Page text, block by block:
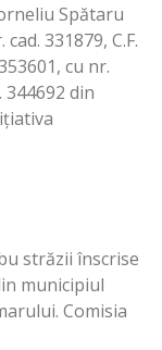
Spătaru
331879, C.F.
cu nr.
344692 din
străzii înscrise
municipiul
Comisia